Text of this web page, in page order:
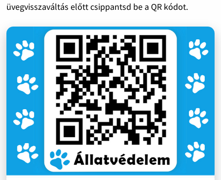
üvegvisszaváltás előtt csippantsd be a QR kódot.